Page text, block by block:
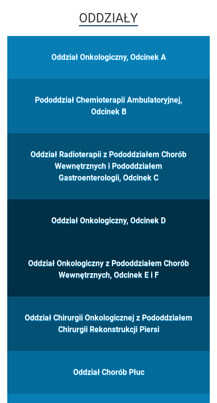
ODDZIAŁY
Oddział Onkologiczny, Odcinek A
Pododdział Chemioterapii Ambulatoryjnej,
Odcinek B
Oddział Radioterapii z Pododdziałem Chorób
Wewnętrznych i Pododdziałem
Gastroenterologii, Odcinek C
Oddział Onkologiczny, Odcinek D
Oddział Onkologiczny z Pododdziałem Chorób
Wewnętrznych, Odcinek E i F
Oddział Chirurgii Onkologicznej z Pododdziałem
Chirurgii Rekonstrukcji Piersi
Oddział Chorób Płuc